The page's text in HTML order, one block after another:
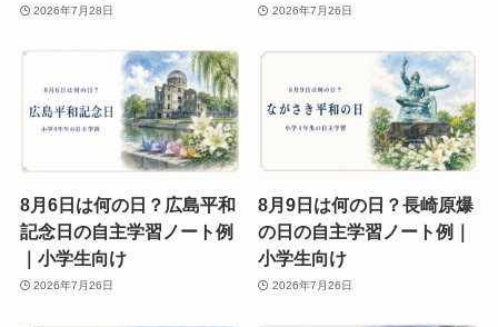
2026年7月28日 2026年7月26日
8月6日は何の日？広島平和
記念日の自主学習ノート例
｜小学生向け
2026年7月26日
8月9日は何の日？長崎原爆
の日の自主学習ノート例｜
小学生向け
2026年7月26日